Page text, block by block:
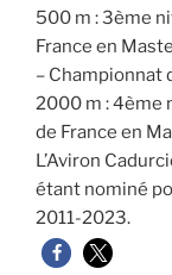
500 m : 3ème
France en
– Championnat
2000 m : 4ème
de France en
L’Aviron
étant nominé
2011-2023.